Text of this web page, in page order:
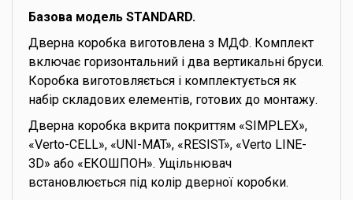
Базова модель STANDARD.
Дверна коробка виготовлена з МДФ. Комплект
включає горизонтальний і два вертикальні бруси.
Коробка виготовляється і комплектується як
набір складових елементів, готових до монтажу.
Дверна коробка вкрита покриттям «SIMPLEX»,
«Verto-CELL», «UNI-MAT», «RESIST», «Verto LINE-
3D» або «ЕКОШПОН». Ущільнювач
встановлюється під колір дверної коробки.